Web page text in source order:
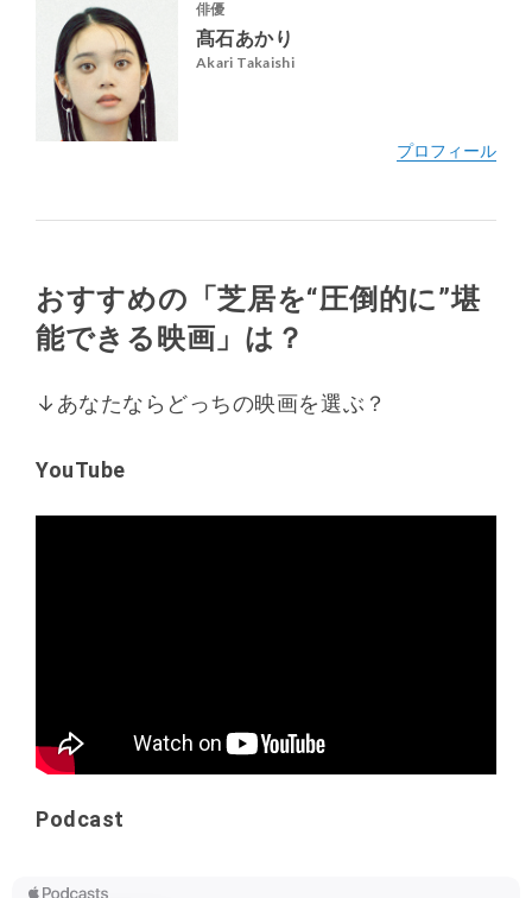
俳優
髙石あかり
Akari Takaishi
おすすめの「芝居を“圧倒的に”堪
能できる映画」は？
↓あなたならどっちの映画を選ぶ？
YouTube
Podcast